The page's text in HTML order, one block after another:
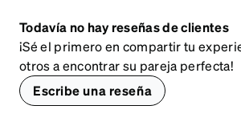
Todavía no hay reseñas de clientes
¡Sé el primero en compartir tu
otros a encontrar su pareja perfecta!
Escribe una reseña